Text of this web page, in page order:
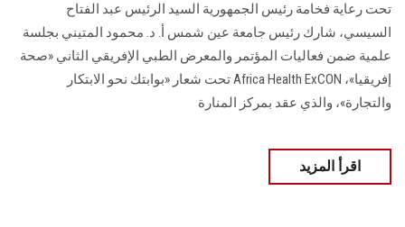
تحت رعاية فخامة رئيس الجمهورية السيد الرئيس عبد الفتاح
السيسي، شارك رئيس جامعة عين شمس أ. د. محمود المتيني بجلسة
علمية ضمن فعاليات المؤتمر والمعرض الطبي الإفريقي الثاني «صحة
إفريقيا»، Africa Health ExCON تحت شعار «بوابتك نحو الابتكار
والتجارة»، والذي عقد بمركز المنارة
اقرأ المزيد